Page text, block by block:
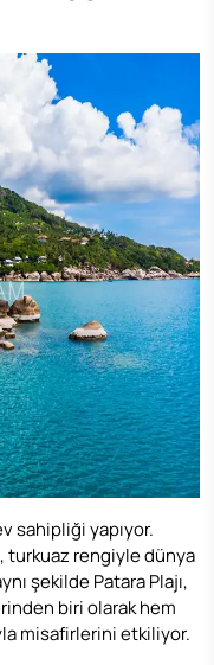
sahipliği yapıyor.
turkuaz rengiyle dünya
şekilde Patara Plajı,
biri olarak hem
misafirlerini etkiliyor.